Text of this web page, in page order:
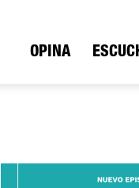
OPINA